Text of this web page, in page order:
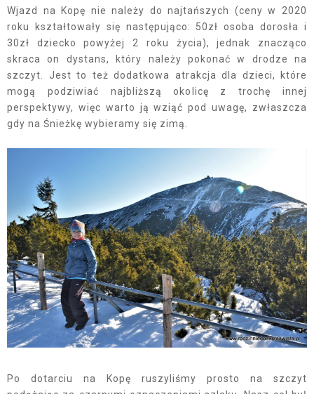
Wjazd na Kopę nie należy do najtańszych (ceny w 2020
roku kształtowały się następująco: 50zł osoba dorosła i
30zł dziecko powyżej 2 roku życia), jednak znacząco
skraca on dystans, który należy pokonać w drodze na
szczyt. Jest to też dodatkowa atrakcja dla dzieci, które
mogą podziwiać najbliższą okolicę z trochę innej
perspektywy, więc warto ją wziąć pod uwagę, zwłaszcza
gdy na Śnieżkę wybieramy się zimą.
Po dotarciu na Kopę ruszyliśmy prosto na szczyt